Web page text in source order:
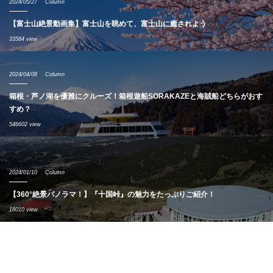
2024/05/27 Column
【富士山絶景動画集】富士山を眺めて、富士山に癒されよう
33584 view
2024/04/08 Column
箱根・芦ノ湖を優雅にクルーズ！箱根遊船SORAKAZEと海賊船どちらがおす
すめ？
546602 view
2024/01/10 Column
【360°絶景パノラマ！】『十国峠』の魅力をたっぷりご紹介！
18010 view